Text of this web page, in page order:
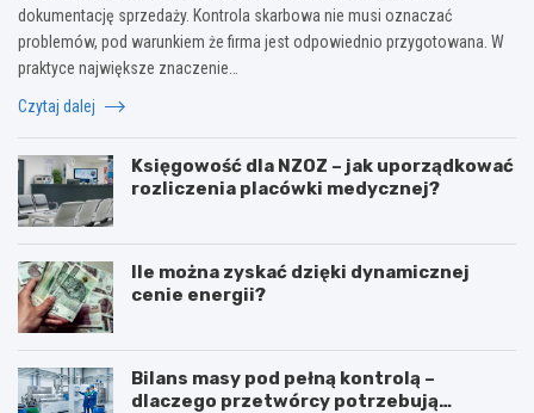
dokumentację sprzedaży. Kontrola skarbowa nie musi oznaczać
problemów, pod warunkiem że firma jest odpowiednio przygotowana. W
praktyce największe znaczenie…
Czytaj dalej
Księgowość dla NZOZ – jak uporządkować
rozliczenia placówki medycznej?
Ile można zyskać dzięki dynamicznej
cenie energii?
Bilans masy pod pełną kontrolą –
dlaczego przetwórcy potrzebują